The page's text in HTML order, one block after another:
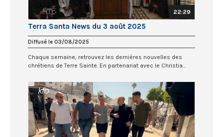
22:29
Terra Santa News du 3 août 2025
Diffusé le 03/08/2025
Chaque semaine, retrouvez les dernières nouvelles des
chrétiens de Terre Sainte. En partenariat avec le Christia...